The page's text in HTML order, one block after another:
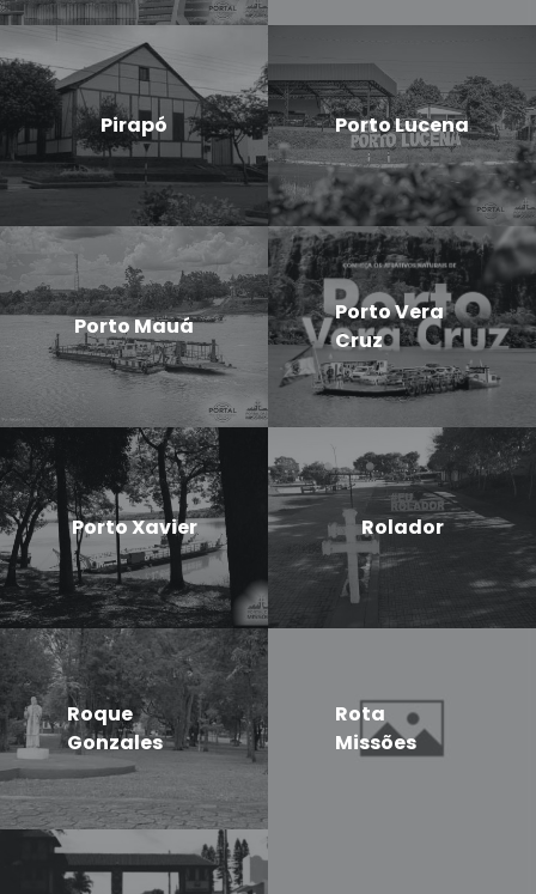
Pirapó Porto Lucena
Porto Mauá
Porto Vera
Cruz
Porto Xavier Rolador
Roque
Gonzales
Rota
Missões